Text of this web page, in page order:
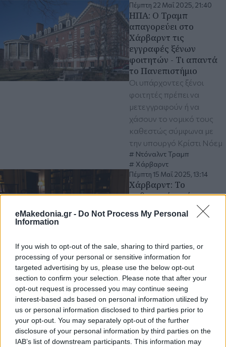
eMakedonia.gr - Do Not Process My Personal
Information
If you wish to opt-out of the sale, sharing to third parties, or
processing of your personal or sensitive information for
targeted advertising by us, please use the below opt-out
section to confirm your selection. Please note that after your
opt-out request is processed you may continue seeing
interest-based ads based on personal information utilized by
us or personal information disclosed to third parties prior to
your opt-out. You may separately opt-out of the further
disclosure of your personal information by third parties on the
IAB’s list of downstream participants. This information may
Πέμπτη 22 Μαΐ 2025, 21:40
ΗΠΑ: Ο Τραμπ
απαγορεύει στο
Χάρβαρντ τις
εγγραφές ξένων
φοιτητών - Τι απαντά
το Πανεπιστήμιο
Οι υπάρχοντες ξένοι
φοιτητές πρέπει να
μετεγγραφούν ή να
χάσουν το νομικό τους
καθεστώς σύμφωνα με
την υπουργό Κρίστι Νόεμ
Ντόναλντ Τραμπ
Χάρβαρντ
Πέμπτη 15 Μαΐ 2025, 13:14
Χάρβαρντ: Το
αυθεντικό αντίτυπο
της Magna Carta είναι
από τα τελευταία
του Εδουάρδου Α'
Το αντίτυπο περιήλθε
στην κατοχή του
πανεπιστημίου πριν από
περίπου 80 χρόνια
Χάρβαρντ